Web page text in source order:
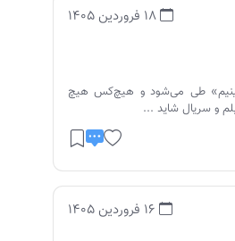
18 فروردین 1405
طی می‌شود و هیچ‌کس هیچ
و سریال شاید ...
16 فروردین 1405